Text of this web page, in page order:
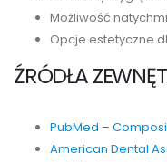
Możliwość
Opcje estetyczne
ŹRÓDŁA
PubMed –
American Dental